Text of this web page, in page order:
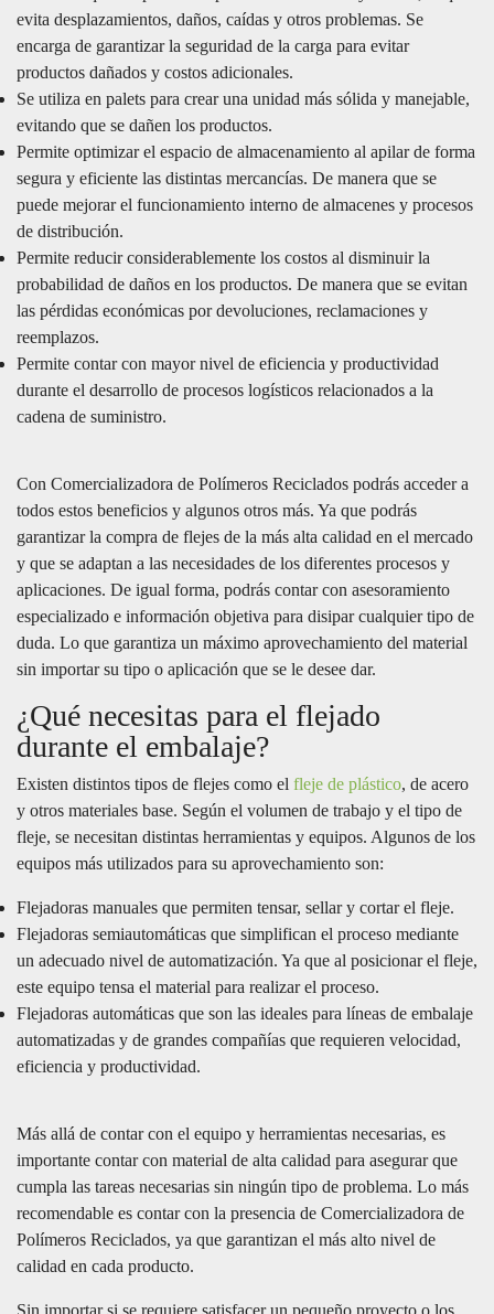
evita desplazamientos, daños, caídas y otros problemas. Se
encarga de garantizar la seguridad de la carga para evitar
productos dañados y costos adicionales.
Se utiliza en palets para crear una unidad más sólida y manejable,
evitando que se dañen los productos.
Permite optimizar el espacio de almacenamiento al apilar de forma
segura y eficiente las distintas mercancías. De manera que se
puede mejorar el funcionamiento interno de almacenes y procesos
de distribución.
Permite reducir considerablemente los costos al disminuir la
probabilidad de daños en los productos. De manera que se evitan
las pérdidas económicas por devoluciones, reclamaciones y
reemplazos.
Permite contar con mayor nivel de eficiencia y productividad
durante el desarrollo de procesos logísticos relacionados a la
cadena de suministro.
Con Comercializadora de Polímeros Reciclados podrás acceder a
todos estos beneficios y algunos otros más. Ya que podrás
garantizar la compra de flejes de la más alta calidad en el mercado
y que se adaptan a las necesidades de los diferentes procesos y
aplicaciones. De igual forma, podrás contar con asesoramiento
especializado e información objetiva para disipar cualquier tipo de
duda. Lo que garantiza un máximo aprovechamiento del material
sin importar su tipo o aplicación que se le desee dar.
¿Qué necesitas para el flejado
durante el embalaje?
Existen distintos tipos de flejes como el fleje de plástico, de acero
y otros materiales base. Según el volumen de trabajo y el tipo de
fleje, se necesitan distintas herramientas y equipos. Algunos de los
equipos más utilizados para su aprovechamiento son:
Flejadoras manuales que permiten tensar, sellar y cortar el fleje.
Flejadoras semiautomáticas que simplifican el proceso mediante
un adecuado nivel de automatización. Ya que al posicionar el fleje,
este equipo tensa el material para realizar el proceso.
Flejadoras automáticas que son las ideales para líneas de embalaje
automatizadas y de grandes compañías que requieren velocidad,
eficiencia y productividad.
Más allá de contar con el equipo y herramientas necesarias, es
importante contar con material de alta calidad para asegurar que
cumpla las tareas necesarias sin ningún tipo de problema. Lo más
recomendable es contar con la presencia de Comercializadora de
Polímeros Reciclados, ya que garantizan el más alto nivel de
calidad en cada producto.
Sin importar si se requiere satisfacer un pequeño proyecto o los